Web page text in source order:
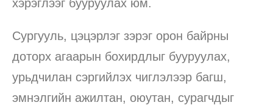
хэрэглээг бууруулах юм.
Сургууль, цэцэрлэг зэрэг орон байрны
доторх агаарын бохирдлыг бууруулах,
урьдчилан сэргийлэх чиглэлээр багш,
эмнэлгийн ажилтан, оюутан, сурагчдыг